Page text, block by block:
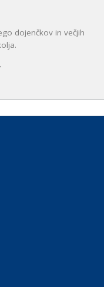
dojenčkov in večjih
.